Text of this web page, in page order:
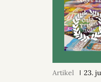
Artikel 23.